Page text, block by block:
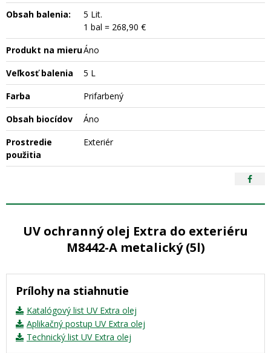
Obsah balenia:
5 Lit.
1 bal = 268,90 €
Produkt na mieruÁno
Veľkosť balenia
5 L
Farba
Prifarbený
Obsah biocídov
Áno
Prostredie
použitia
Exteriér
UV ochranný olej Extra do exteriéru
M8442-A metalický (5l)
Prílohy na stiahnutie
Katalógový list UV Extra olej
Aplikačný postup UV Extra olej
Technický list UV Extra olej